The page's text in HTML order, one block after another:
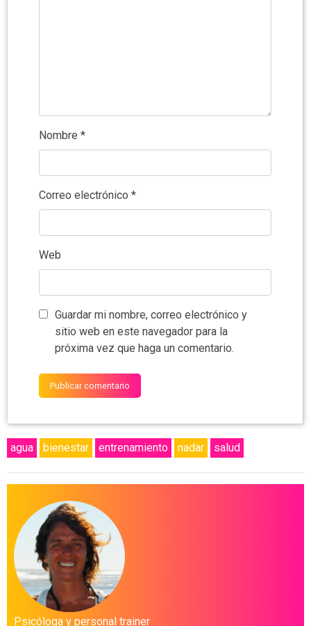
Nombre *
Correo electrónico *
Web
Guardar mi nombre, correo electrónico y
sitio web en este navegador para la
próxima vez que haga un comentario.
agua bienestar entrenamiento nadar salud
Psicóloga y personal trainer